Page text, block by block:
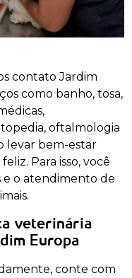
contato Jardim
como banho, tosa,
oftalmologia
levar bem-estar
Para isso, você
o atendimento de
veterinária
Europa
conte com